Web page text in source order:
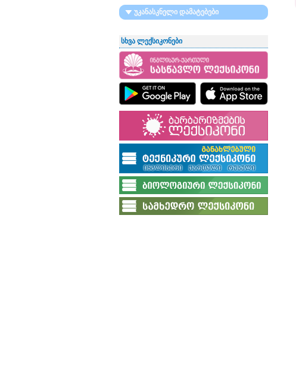
უკანასკნელი დამატებები
სხვა ლექსიკონები